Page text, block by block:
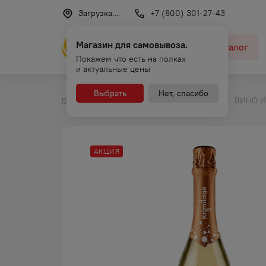
Загрузка... +7 (800) 301-27-43
Каталог
Магазин для самовывоза.
Покажем что есть на полках
и актуальные цены
Выбрать Нет, спасибо
Главная Каталог Игристое вино ВИНО
АКЦИЯ